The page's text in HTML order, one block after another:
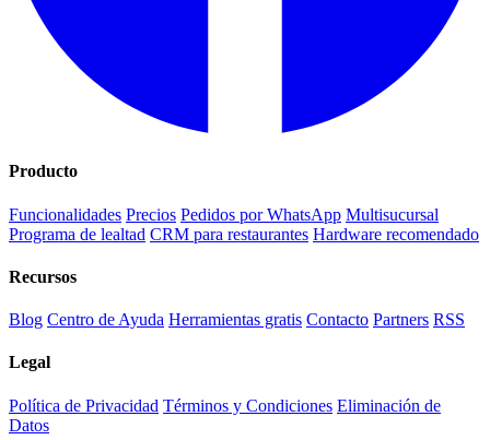
Producto
Funcionalidades Precios Pedidos por WhatsApp Multisucursal
Programa de lealtad CRM para restaurantes Hardware recomendado
Recursos
Blog Centro de Ayuda Herramientas gratis Contacto Partners RSS
Legal
Política de Privacidad Términos y Condiciones Eliminación de
Datos